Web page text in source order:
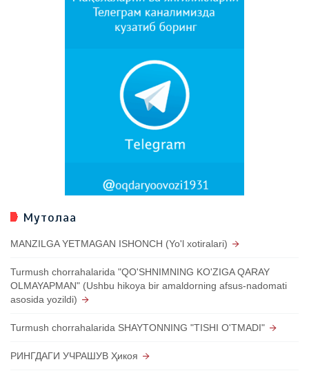
Мутолаа
MANZILGA YETMAGAN ISHONCH (Yo'l xotiralari)
Turmush chorrahalarida "QO'SHNIMNING KO'ZIGA QARAY
OLMAYAPMAN" (Ushbu hikoya bir amaldorning afsus-nadomati
asosida yozildi)
Turmush chorrahalarida SHAYTONNING "TISHI O'TMADI"
РИНГДАГИ УЧРАШУВ Ҳикоя